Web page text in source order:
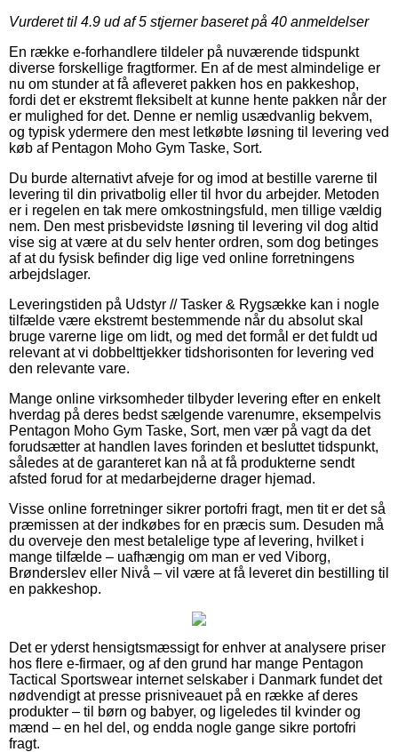
Vurderet til 4.9 ud af 5 stjerner baseret på 40 anmeldelser
En række e-forhandlere tildeler på nuværende tidspunkt
diverse forskellige fragtformer. En af de mest almindelige er
nu om stunder at få afleveret pakken hos en pakkeshop,
fordi det er ekstremt fleksibelt at kunne hente pakken når der
er mulighed for det. Denne er nemlig usædvanlig bekvem,
og typisk ydermere den mest letkøbte løsning til levering ved
køb af Pentagon Moho Gym Taske, Sort.
Du burde alternativt afveje for og imod at bestille varerne til
levering til din privatbolig eller til hvor du arbejder. Metoden
er i regelen en tak mere omkostningsfuld, men tillige vældig
nem. Den mest prisbevidste løsning til levering vil dog altid
vise sig at være at du selv henter ordren, som dog betinges
af at du fysisk befinder dig lige ved online forretningens
arbejdslager.
Leveringstiden på Udstyr // Tasker & Rygsække kan i nogle
tilfælde være ekstremt bestemmende når du absolut skal
bruge varerne lige om lidt, og med det formål er det fuldt ud
relevant at vi dobbelttjekker tidshorisonten for levering ved
den relevante vare.
Mange online virksomheder tilbyder levering efter en enkelt
hverdag på deres bedst sælgende varenumre, eksempelvis
Pentagon Moho Gym Taske, Sort, men vær på vagt da det
forudsætter at handlen laves forinden et besluttet tidspunkt,
således at de garanteret kan nå at få produkterne sendt
afsted forud for at medarbejderne drager hjemad.
Visse online forretninger sikrer portofri fragt, men tit er det så
præmissen at der indkøbes for en præcis sum. Desuden må
du overveje den mest betalelige type af levering, hvilket i
mange tilfælde – uafhængig om man er ved Viborg,
Brønderslev eller Nivå – vil være at få leveret din bestilling til
en pakkeshop.
Det er yderst hensigtsmæssigt for enhver at analysere priser
hos flere e-firmaer, og af den grund har mange Pentagon
Tactical Sportswear internet selskaber i Danmark fundet det
nødvendigt at presse prisniveauet på en række af deres
produkter – til børn og babyer, og ligeledes til kvinder og
mænd – en hel del, og endda nogle gange sikre portofri
fragt.